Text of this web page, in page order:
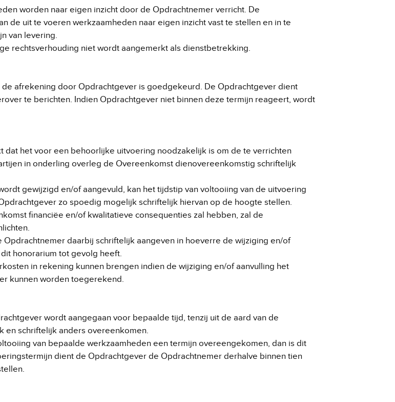
worden naar eigen inzicht door de Opdrachtnemer verricht. De
de uit te voeren werkzaamheden naar eigen inzicht vast te stellen en in te
van levering.
rechtsverhouding niet wordt aangemerkt als dienstbetrekking.
afrekening door Opdrachtgever is goedgekeurd. De Opdrachtgever dient
te berichten. Indien Opdrachtgever niet binnen deze termijn reageert, wordt
dat het voor een behoorlijke uitvoering noodzakelijk is om de te verrichten
in onderling overleg de Overeenkomst dienovereenkomstig schriftelijk
gewijzigd en/of aangevuld, kan het tijdstip van voltooiing van de uitvoering
zo spoedig mogelijk schriftelijk hiervan op de hoogte stellen.
financiëe en/of kwalitatieve consequenties zal hebben, zal de
daarbij schriftelijk aangeven in hoeverre de wijziging en/of
honorarium tot gevolg heeft.
in rekening kunnen brengen indien de wijziging en/of aanvulling het
kunnen worden toegerekend.
wordt aangegaan voor bepaalde tijd, tenzij uit de aard van de
en schriftelijk anders overeenkomen.
van bepaalde werkzaamheden een termijn overeengekomen, dan is dit
dient de Opdrachtgever de Opdrachtnemer derhalve binnen tien